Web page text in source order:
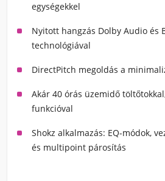
egységekkel
Nyitott hangzás Dolby Audio és
technológiával
DirectPitch megoldás a
Akár 40 órás üzemidő
funkcióval
Shokz alkalmazás: EQ-módok,
és multipoint párosítás